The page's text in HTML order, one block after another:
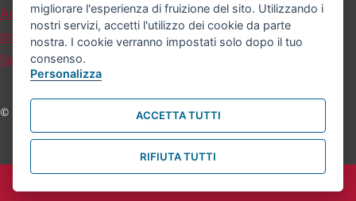
Accessibilità
Carta dei valori
Informativa sul trattamento dei dati personali
Note legali
© Comune di Bologna. Tutti i diritti riservati.
migliorare l'esperienza di fruizione del sito. Utilizzando i
nostri servizi, accetti l'utilizzo dei cookie da parte
nostra. I cookie verranno impostati solo dopo il tuo
consenso.
Personalizza
ACCETTA TUTTI
RIFIUTA TUTTI